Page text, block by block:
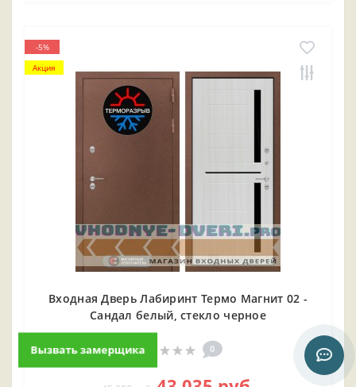
-5%
Акция
Входная Дверь Лабиринт Термо Магнит 02 -
Сандал белый, стекло черное
0
Вызвать замерщика